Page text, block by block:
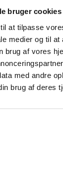
bruger cookies
at tilpasse
medier og til
brug af vores
med andre
brug af deres